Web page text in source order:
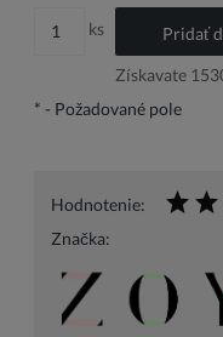
ks
Pridať
Získavate
* - Požadované pole
Hodnotenie:
Značka: